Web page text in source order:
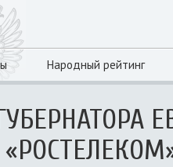
Народный рейтинг